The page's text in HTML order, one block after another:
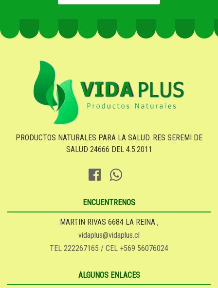
PRODUCTOS NATURALES PARA LA SALUD. RES SEREMI DE
SALUD 24666 DEL 4.5.2011
ENCUENTRENOS
MARTIN RIVAS 6684 LA REINA ,
vidaplus@vidaplus.cl
TEL 222267165 / CEL +569 56076024
ALGUNOS ENLACES